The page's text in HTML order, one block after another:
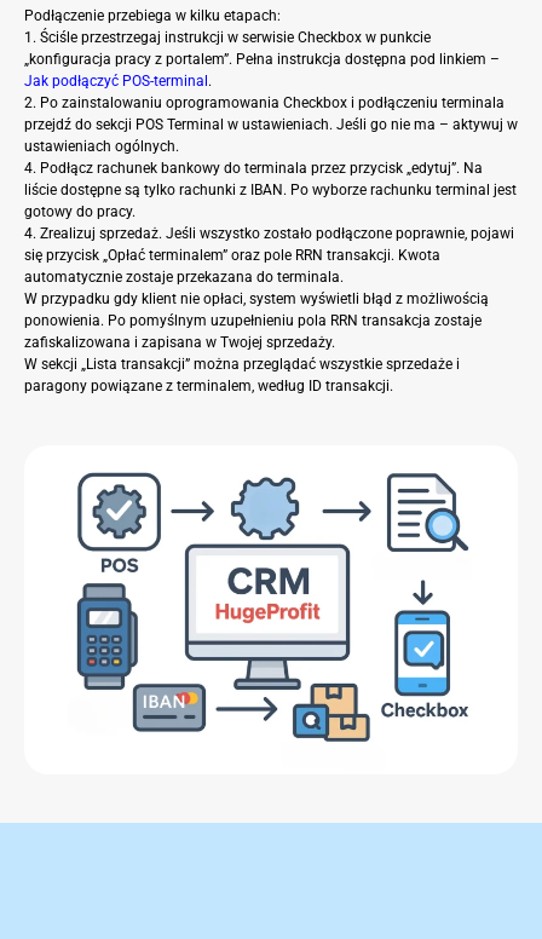
Podłączenie przebiega w kilku etapach:
1. Ściśle przestrzegaj instrukcji w serwisie Checkbox w punkcie
„konfiguracja pracy z portalem”. Pełna instrukcja dostępna pod linkiem –
Jak podłączyć POS-terminal.
2. Po zainstalowaniu oprogramowania Checkbox i podłączeniu terminala
przejdź do sekcji POS Terminal w ustawieniach. Jeśli go nie ma – aktywuj w
ustawieniach ogólnych.
4. Podłącz rachunek bankowy do terminala przez przycisk „edytuj”. Na
liście dostępne są tylko rachunki z IBAN. Po wyborze rachunku terminal jest
gotowy do pracy.
4. Zrealizuj sprzedaż. Jeśli wszystko zostało podłączone poprawnie, pojawi
się przycisk „Opłać terminalem” oraz pole RRN transakcji. Kwota
automatycznie zostaje przekazana do terminala.
W przypadku gdy klient nie opłaci, system wyświetli błąd z możliwością
ponowienia. Po pomyślnym uzupełnieniu pola RRN transakcja zostaje
zafiskalizowana i zapisana w Twojej sprzedaży.
W sekcji „Lista transakcji” można przeglądać wszystkie sprzedaże i
paragony powiązane z terminalem, według ID transakcji.